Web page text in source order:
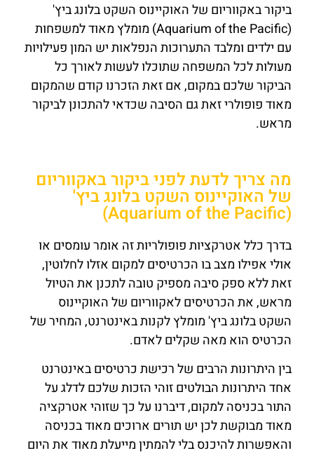
ביקור באקווריום של האוקיינוס ​​השקט בלונג ביץ'
(Aquarium of the Pacific) מומלץ מאוד למשפחות
עם ילדים ומלבד התערוכות הנפלאות יש המון פעילויות
מעולות לכל המשפחה שתוכלו לעשות לאורך כל
הביקור שלכם במקום, אם זאת הזכרנו קודם שהמקום
מאוד פופולרי זאת גם הסיבה שכדאי להתכונן לביקור
מראש.
מה צריך לדעת לפני ביקור באקווריום
של האוקיינוס ​​השקט בלונג ביץ'
(Aquarium of the Pacific)
בדרך כלל אטרקציות פופולריות זה אומר עומסים או
אולי אפילו מצב בו הכרטיסים למקום אזלו לחלוטין,
זאת ללא ספק סיבה מספיק טובה לתכנן את הטיול
מראש, את הכרטיסים לאקווריום של האוקיינוס ​​
השקט בלונג ביץ' מומלץ לקנות באינטרנט, המחיר של
הכרטיס הוא מאה שקלים לאדם.
בין היתרונות הרבים של רכישת כרטיסים באינטרנט
אחד היתרונות הבולטים זוהי הזכות שלכם לדלג על
התור בכניסה למקום, דיברנו על כך שזוהי אטרקציה
מאוד מבוקשת לכן יש תורים ארוכים מאוד בכניסה
והאפשרות להיכנס בלי להמתין מייעלת מאוד את היום